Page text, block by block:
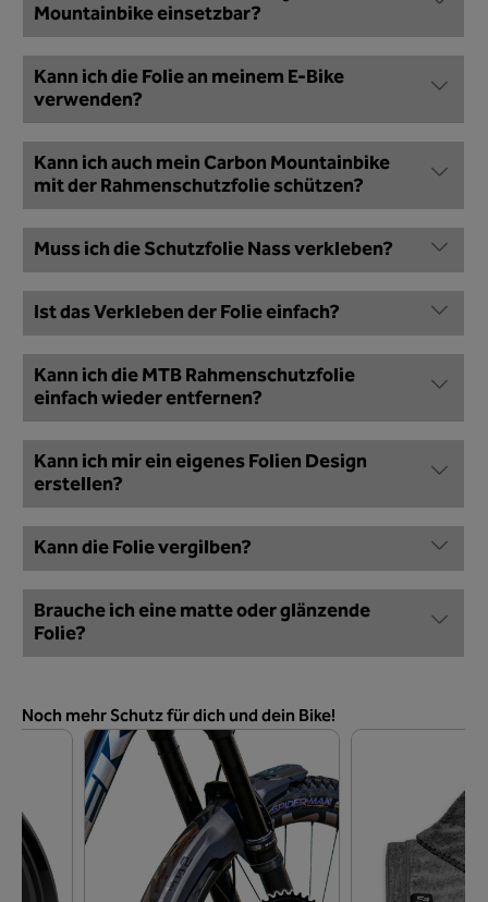
Mountainbike einsetzbar?
Kann ich die Folie an meinem E-Bike
verwenden?
Kann ich auch mein Carbon Mountainbike
mit der Rahmenschutzfolie schützen?
Muss ich die Schutzfolie Nass verkleben?
Ist das Verkleben der Folie einfach?
Kann ich die MTB Rahmenschutzfolie
einfach wieder entfernen?
Kann ich mir ein eigenes Folien Design
erstellen?
Kann die Folie vergilben?
Brauche ich eine matte oder glänzende
Folie?
Produktgalerie überspringen
Noch mehr Schutz für dich und dein Bike!